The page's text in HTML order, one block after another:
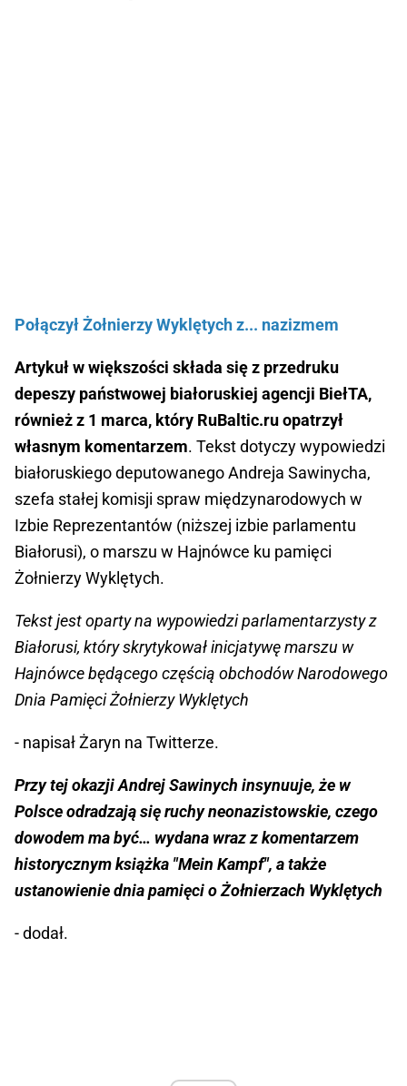
Połączył Żołnierzy Wyklętych z... nazizmem
Artykuł w większości składa się z przedruku
depeszy państwowej białoruskiej agencji BiełTA,
również z 1 marca, który RuBaltic.ru opatrzył
własnym komentarzem. Tekst dotyczy wypowiedzi
białoruskiego deputowanego Andreja Sawinycha,
szefa stałej komisji spraw międzynarodowych w
Izbie Reprezentantów (niższej izbie parlamentu
Białorusi), o marszu w Hajnówce ku pamięci
Żołnierzy Wyklętych.
Tekst jest oparty na wypowiedzi parlamentarzysty z
Białorusi, który skrytykował inicjatywę marszu w
Hajnówce będącego częścią obchodów Narodowego
Dnia Pamięci Żołnierzy Wyklętych
- napisał Żaryn na Twitterze.
Przy tej okazji Andrej Sawinych insynuuje, że w
Polsce odradzają się ruchy neonazistowskie, czego
dowodem ma być… wydana wraz z komentarzem
historycznym książka "Mein Kampf", a także
ustanowienie dnia pamięci o Żołnierzach Wyklętych
- dodał.